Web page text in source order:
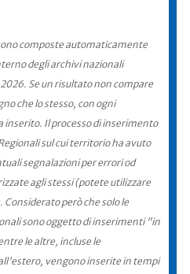
composte automaticamente
degli archivi nazionali
Se un risultato non compare
che lo stesso, con ogni
inserito. Il processo di inserimento
sul cui territorio ha avuto
segnalazioni per errori od
agli stessi (potete utilizzare
Considerato però che solo le
sono oggetto di inserimenti "in
le altre, incluse le
vengono inserite in tempi